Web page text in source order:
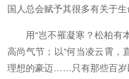
国人总会赋予其很多有关于生
用“岂不罹凝寒？松柏有
高尚气节；以“何当凌云霄，
理想的豪迈……只有那些百岁